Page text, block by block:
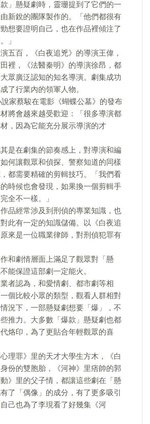
」懸疑劇時，靈珊提到了它們的一
新銳的團隊製作的。「他們都很有
想要證明自己，也在作品裡傾注了
」
五百，《白夜追兇》的導演王偉，
田裡，《法醫秦明》的導演徐昂，都
眾廣泛認知的知名導演。劇集成功
了行業內的領軍人物。
家蔡駿在電影《蝴蝶公墓》的發布
將會越來越受歡迎：「很多導演都
，因為它能充分展示導演的才
是在劇集的節奏感上，對導演和編
何讓觀眾和偵探、警察知道的同樣
都需要精確的剪輯技巧。「我們看
時候也會發現，如果換一個剪輯手
全不一樣。」
品經常涉及到刑偵的專業知識，也
此有一定的知識儲備。以《白夜追
來是一位職業律師，對刑偵犯罪有
和劇情層面上滿足了觀眾對「懸
能保證這部劇一定能火。
者認為，和愛情劇、都市劇等相
個比較小眾的類型，觀看人群相對
況下，一部懸疑劇想要「爆」，不
推力。大多數「爆款」懸疑劇也都
烙印，為了更貼合年輕觀眾的喜
理罪》里的天才大學生方木，《白
份的雙胞胎，《河神》里痞帥的郭
》里的父子情，都讓這些劇在「懸
了「偶像」的成分，有了更多吸引
己也為了李現看了好幾集《河